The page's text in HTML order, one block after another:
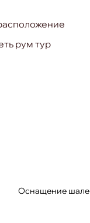
рум тур
Оснащение шале